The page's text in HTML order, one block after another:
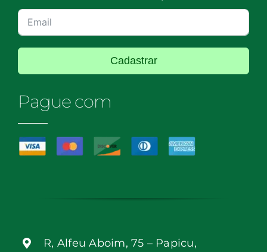
Cadastrar
Pague com
R, Alfeu Aboim, 75 – Papicu,